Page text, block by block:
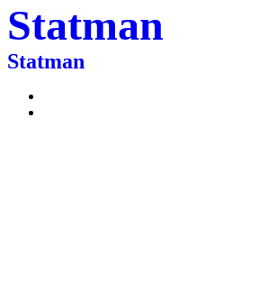
Statman
Statman